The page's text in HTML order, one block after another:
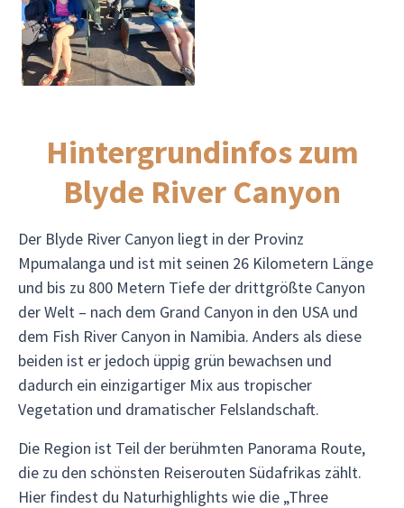
Hintergrundinfos zum
Blyde River Canyon
Der Blyde River Canyon liegt in der Provinz
Mpumalanga und ist mit seinen 26 Kilometern Länge
und bis zu 800 Metern Tiefe der drittgrößte Canyon
der Welt – nach dem Grand Canyon in den USA und
dem Fish River Canyon in Namibia. Anders als diese
beiden ist er jedoch üppig grün bewachsen und
dadurch ein einzigartiger Mix aus tropischer
Vegetation und dramatischer Felslandschaft.
Die Region ist Teil der berühmten Panorama Route,
die zu den schönsten Reiserouten Südafrikas zählt.
Hier findest du Naturhighlights wie die „Three